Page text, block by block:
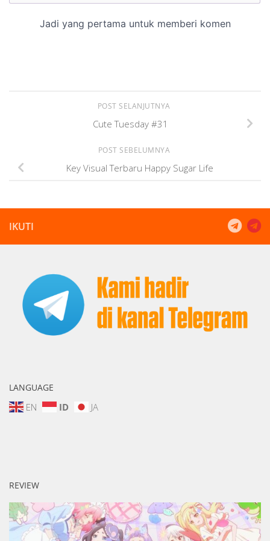
POST SELANJUTNYA
Cute Tuesday #31
POST SEBELUMNYA
Key Visual Terbaru Happy Sugar Life
IKUTI
LANGUAGE
EN ID JA
REVIEW